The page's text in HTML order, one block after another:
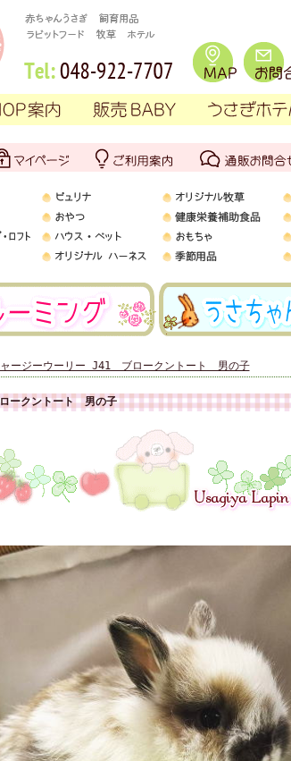
ージーウーリー J41 ブロークントート 男の子
ークントート 男の子